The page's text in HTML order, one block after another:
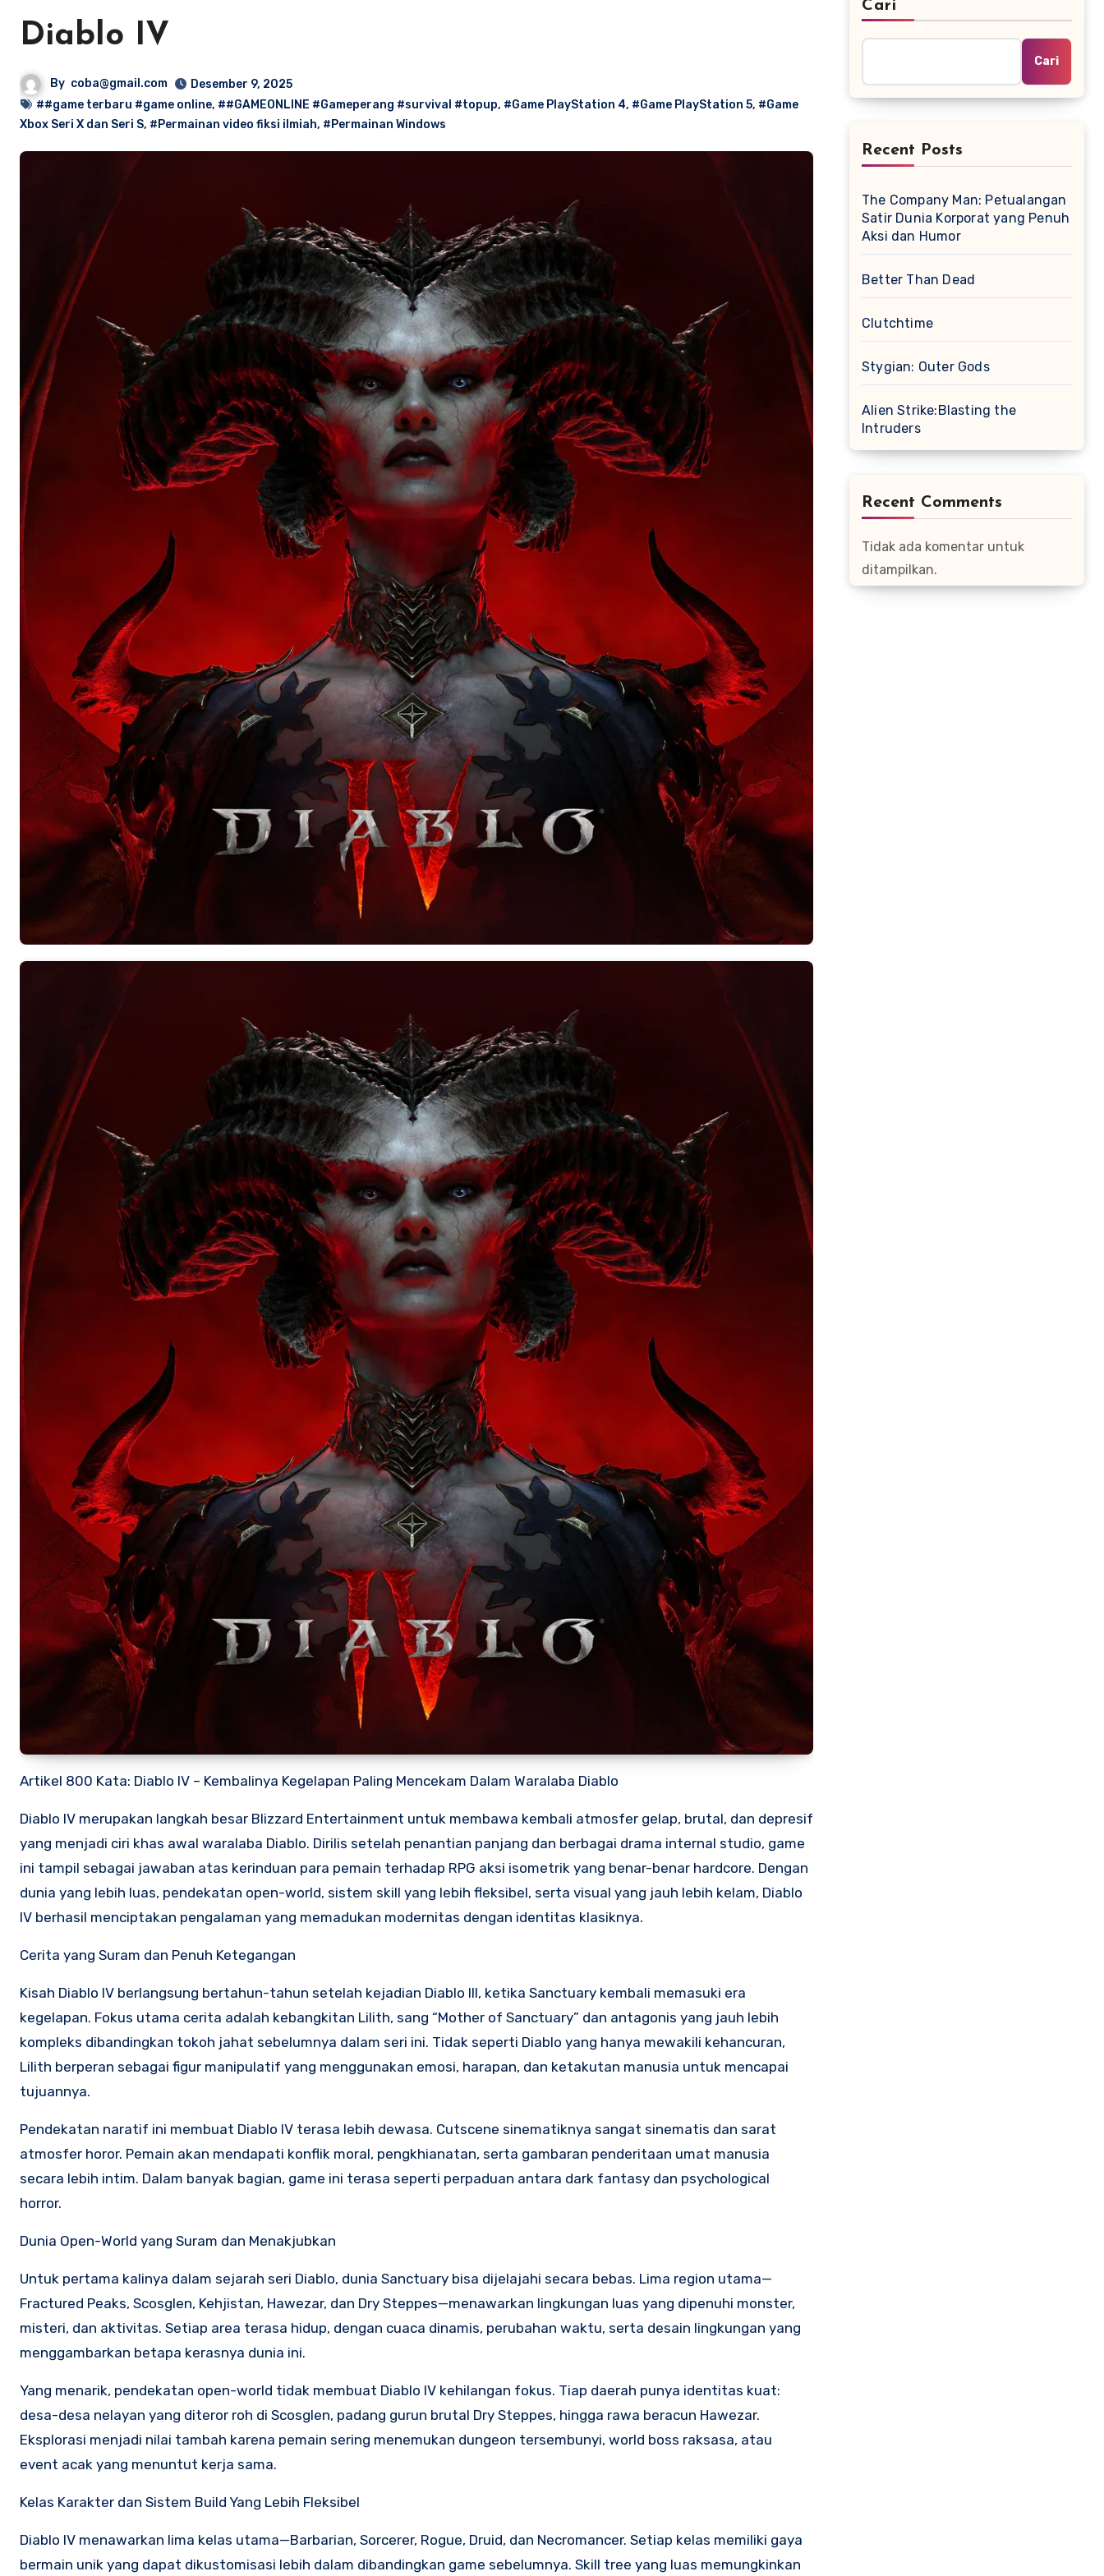
Diablo IV
By coba@gmail.com
Desember 9, 2025
##game terbaru #game online, ##GAMEONLINE #Gameperang #survival #topup, #Game PlayStation 4, #Game PlayStation 5, #Game
Xbox Seri X dan Seri S, #Permainan video fiksi ilmiah, #Permainan Windows
Artikel 800 Kata: Diablo IV – Kembalinya Kegelapan Paling Mencekam Dalam Waralaba Diablo
Diablo IV merupakan langkah besar Blizzard Entertainment untuk membawa kembali atmosfer gelap, brutal, dan depresif
yang menjadi ciri khas awal waralaba Diablo. Dirilis setelah penantian panjang dan berbagai drama internal studio, game
ini tampil sebagai jawaban atas kerinduan para pemain terhadap RPG aksi isometrik yang benar-benar hardcore. Dengan
dunia yang lebih luas, pendekatan open-world, sistem skill yang lebih fleksibel, serta visual yang jauh lebih kelam, Diablo
IV berhasil menciptakan pengalaman yang memadukan modernitas dengan identitas klasiknya.
Cerita yang Suram dan Penuh Ketegangan
Kisah Diablo IV berlangsung bertahun-tahun setelah kejadian Diablo III, ketika Sanctuary kembali memasuki era
kegelapan. Fokus utama cerita adalah kebangkitan Lilith, sang “Mother of Sanctuary” dan antagonis yang jauh lebih
kompleks dibandingkan tokoh jahat sebelumnya dalam seri ini. Tidak seperti Diablo yang hanya mewakili kehancuran,
Lilith berperan sebagai figur manipulatif yang menggunakan emosi, harapan, dan ketakutan manusia untuk mencapai
tujuannya.
Pendekatan naratif ini membuat Diablo IV terasa lebih dewasa. Cutscene sinematiknya sangat sinematis dan sarat
atmosfer horor. Pemain akan mendapati konflik moral, pengkhianatan, serta gambaran penderitaan umat manusia
secara lebih intim. Dalam banyak bagian, game ini terasa seperti perpaduan antara dark fantasy dan psychological
horror.
Dunia Open-World yang Suram dan Menakjubkan
Untuk pertama kalinya dalam sejarah seri Diablo, dunia Sanctuary bisa dijelajahi secara bebas. Lima region utama—
Fractured Peaks, Scosglen, Kehjistan, Hawezar, dan Dry Steppes—menawarkan lingkungan luas yang dipenuhi monster,
misteri, dan aktivitas. Setiap area terasa hidup, dengan cuaca dinamis, perubahan waktu, serta desain lingkungan yang
menggambarkan betapa kerasnya dunia ini.
Yang menarik, pendekatan open-world tidak membuat Diablo IV kehilangan fokus. Tiap daerah punya identitas kuat:
desa-desa nelayan yang diteror roh di Scosglen, padang gurun brutal Dry Steppes, hingga rawa beracun Hawezar.
Eksplorasi menjadi nilai tambah karena pemain sering menemukan dungeon tersembunyi, world boss raksasa, atau
event acak yang menuntut kerja sama.
Kelas Karakter dan Sistem Build Yang Lebih Fleksibel
Diablo IV menawarkan lima kelas utama—Barbarian, Sorcerer, Rogue, Druid, dan Necromancer. Setiap kelas memiliki gaya
bermain unik yang dapat dikustomisasi lebih dalam dibandingkan game sebelumnya. Skill tree yang luas memungkinkan
Cari
Cari
Recent Posts
The Company Man: Petualangan
Satir Dunia Korporat yang Penuh
Aksi dan Humor
Better Than Dead
Clutchtime
Stygian: Outer Gods
Alien Strike:Blasting the
Intruders
Recent Comments
Tidak ada komentar untuk
ditampilkan.